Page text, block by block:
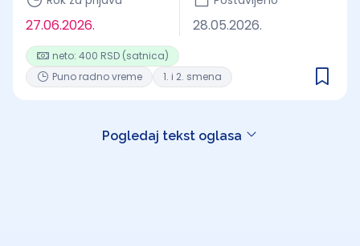
27.06.2026. 28.05.2026.
neto: 400 RSD (satnica)
Puno radno vreme
1. i 2. smena
Pogledaj tekst oglasa